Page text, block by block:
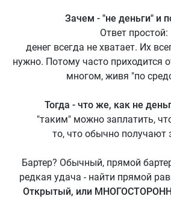
Зачем - "не деньги" и
Ответ простой:
денег всегда не хватает. Их
нужно. Потому часто приходится
многом, живя "по
Тогда - что же, как не
"таким" можно заплатить,
то, что обычно получают
Бартер? Обычный, прямой
редкая удача - найти прямой
Открытый, или